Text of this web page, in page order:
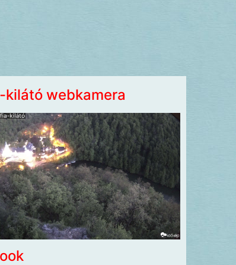
kilátó webkamera